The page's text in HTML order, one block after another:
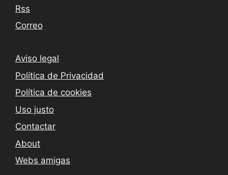
Rss
Correo
Aviso legal
Política de Privacidad
Política de cookies
Uso justo
Contactar
About
Webs amigas